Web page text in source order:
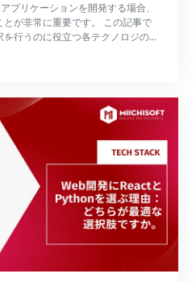
プリケーションを開発する場合、
が非常に重要です。 この記事で
行うのに役立つ各テクノロジのシ